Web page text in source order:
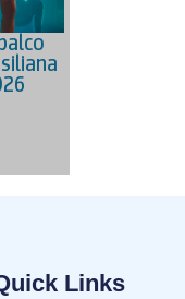
Links